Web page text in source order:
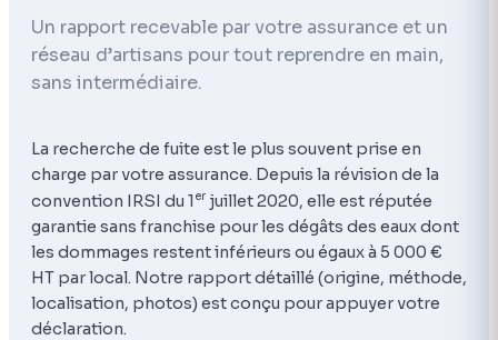
Un rapport recevable par votre assurance et un
réseau d’artisans pour tout reprendre en main,
sans intermédiaire.
La recherche de fuite est le plus souvent prise en
charge par votre assurance. Depuis la révision de la
convention IRSI du 1 er juillet 2020, elle est réputée
garantie sans franchise pour les dégâts des eaux dont
les dommages restent inférieurs ou égaux à 5 000 €
HT par local. Notre rapport détaillé (origine, méthode,
localisation, photos) est conçu pour appuyer votre
déclaration.